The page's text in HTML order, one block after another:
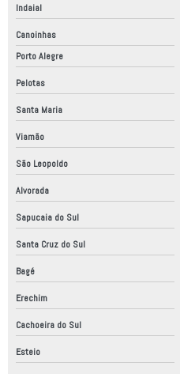
Indaial
Canoinhas
Porto Alegre
Pelotas
Santa Maria
Viamão
São Leopoldo
Alvorada
Sapucaia do Sul
Santa Cruz do Sul
Bagé
Erechim
Cachoeira do Sul
Esteio